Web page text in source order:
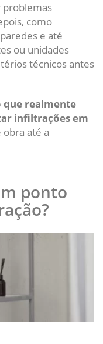
problemas
como
e até
ou unidades
técnicos antes
que realmente
infiltrações em
obra até a
ponto